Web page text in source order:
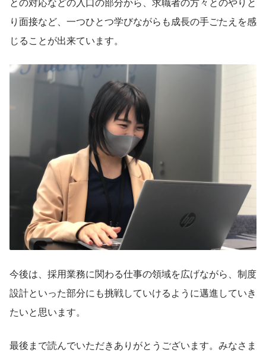
り面接など、一つひとつ学びながらも成長の手ごたえを感
じることが出来ています。
今後は、採用業務に関わる仕事の領域を広げながら、制度
設計といった部分にも挑戦していけるように邁進していき
たいと思います。
最後まで読んでいただきありがとうございます。みなさま